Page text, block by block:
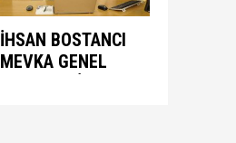
İHSAN BOSTANCI
MEVKA GENEL